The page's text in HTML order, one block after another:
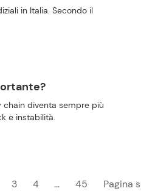
in Italia. Secondo il
chain diventa sempre più
e instabilità.
3 4 ... 45 Pagina